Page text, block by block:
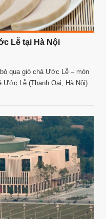
Lễ tại Hà Nội
qua giò chả Ước Lễ – món
Ước Lễ (Thanh Oai, Hà Nội).